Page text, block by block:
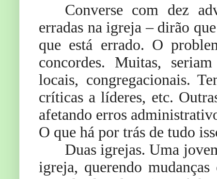
Converse com dez
erradas na igreja – dirão
que está errado. O
concordes. Muitas,
locais, congregacionais.
críticas a líderes, etc.
afetando erros
O que há por trás de tudo
Duas igrejas. Uma
igreja, querendo